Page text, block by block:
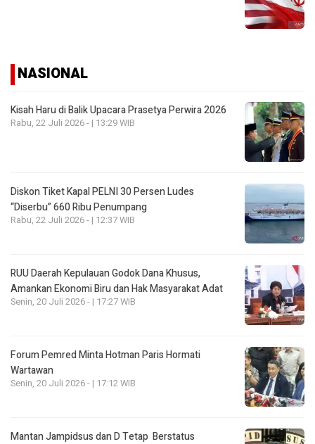
NASIONAL
Kisah Haru di Balik Upacara Prasetya Perwira 2026
Rabu, 22 Juli 2026 - | 13:29 WIB
Diskon Tiket Kapal PELNI 30 Persen Ludes
“Diserbu” 660 Ribu Penumpang
Rabu, 22 Juli 2026 - | 12:37 WIB
RUU Daerah Kepulauan Godok Dana Khusus,
Amankan Ekonomi Biru dan Hak Masyarakat Adat
Senin, 20 Juli 2026 - | 17:27 WIB
Forum Pemred Minta Hotman Paris Hormati
Wartawan
Senin, 20 Juli 2026 - | 17:12 WIB
Mantan Jampidsus dan D Tetap Berstatus